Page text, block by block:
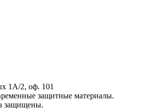
1А/2, оф. 101
защитные материалы.
защищены.